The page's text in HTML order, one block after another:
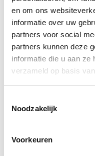
en om ons
informatie over uw
partners voor social
partners kunnen deze
informatie die u aan ze
verzameld op basis
Noodzakelijk
Voorkeuren
Code
Info
DB008